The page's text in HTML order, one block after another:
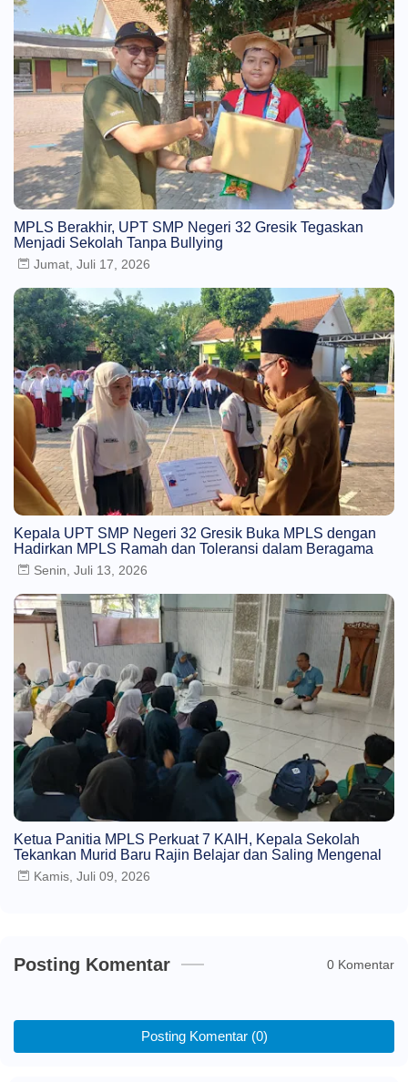
MPLS Berakhir, UPT SMP Negeri 32 Gresik Tegaskan
Menjadi Sekolah Tanpa Bullying
Jumat, Juli 17, 2026
Kepala UPT SMP Negeri 32 Gresik Buka MPLS dengan
Hadirkan MPLS Ramah dan Toleransi dalam Beragama
Senin, Juli 13, 2026
Ketua Panitia MPLS Perkuat 7 KAIH, Kepala Sekolah
Tekankan Murid Baru Rajin Belajar dan Saling Mengenal
Kamis, Juli 09, 2026
Posting Komentar 0 Komentar
Posting Komentar (0)